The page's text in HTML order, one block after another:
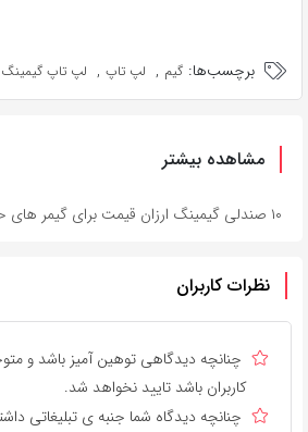
برچسب‌ها: گیم , لپ تاپ , لپ تاپ گیمینگ
مشاهده بیشتر
۱۰ صندلی گیمینگ ارزان قیمت برای گیمر های حرفه ای
نظرات کاربران
چنانچه دیدگاهی توهین آمیز باشد و
کاربران باشد تایید نخواهد شد.
چنانچه دیدگاه شما جنبه ی تبلیغاتی